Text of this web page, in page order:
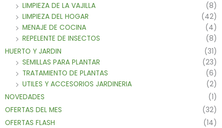
LIMPIEZA DE LA VAJILLA
(8)
LIMPIEZA DEL HOGAR
(42)
MENAJE DE COCINA
(4)
REPELENTE DE INSECTOS
(8)
HUERTO Y JARDIN
(31)
SEMILLAS PARA PLANTAR
(23)
TRATAMIENTO DE PLANTAS
(6)
UTILES Y ACCESORIOS JARDINERIA
(2)
NOVEDADES
(1)
OFERTAS DEL MES
(32)
OFERTAS FLASH
(14)